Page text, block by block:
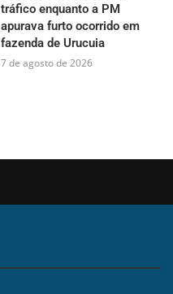
tráfico enquanto a PM
apurava furto ocorrido em
fazenda de Urucuia
7 de agosto de 2026